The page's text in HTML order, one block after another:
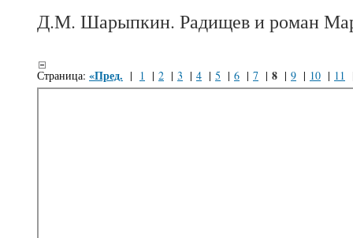
Д.М. Шарыпкин. Радищев и роман
Страница: «Пред. | 1 | 2 | 3 | 4 | 5 | 6 | 7 | 8 | 9 | 10 | 11